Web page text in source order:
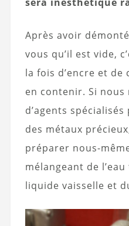
sera inesthétique
Après avoir
vous qu’il est vide,
la fois d’encre et
en contenir. Si nous
d’agents
des métaux
préparer nous-
mélangeant de
liquide vaisselle et